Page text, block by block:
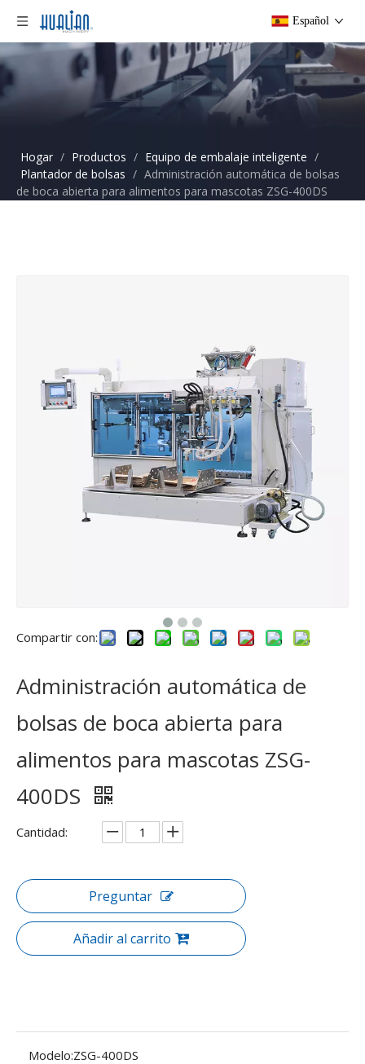
Español
Hogar / Productos / Equipo de embalaje inteligente /
Plantador de bolsas / Administración automática de bolsas
de boca abierta para alimentos para mascotas ZSG-400DS
Compartir con:
Administración automática de
bolsas de boca abierta para
alimentos para mascotas ZSG-
400DS
Cantidad:
Preguntar
Añadir al carrito
Modelo:ZSG-400DS